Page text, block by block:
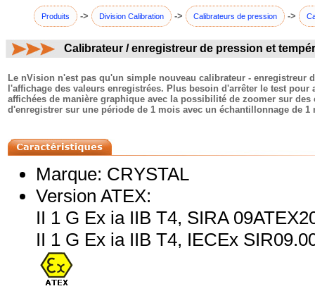
Produits -> Division Calibration -> Calibrateurs de pression ->
Calibrateur / enregistreur de pression et
Le nVision n'est pas qu'un simple nouveau calibrateur -
l'affichage des valeurs enregistrées. Plus besoin d'arrêter le test
affichées de manière graphique avec la possibilité de zoomer sur
d'enregistrer sur une période de 1 mois avec un échantillonnage de
Marque: CRYSTAL
Version ATEX:
II 1 G Ex ia IIB T4, SIRA
II 1 G Ex ia IIB T4, IECEx